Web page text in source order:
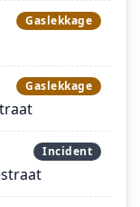
Gaslekkage
Gaslekkage
Incident